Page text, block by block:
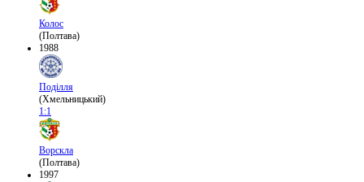
Колос
(Полтава)
1988
Поділля
(Хмельницький)
1:1
Ворскла
(Полтава)
1997